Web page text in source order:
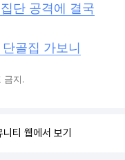
단 공격에 결국
골집 가보니
금지.
티 웹에서 보기